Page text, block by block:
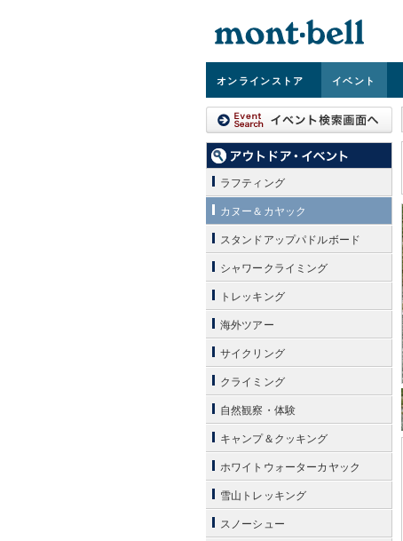
オンラインストア イベント
ラフティング
カヌー＆カヤック
スタンドアップパドルボード
シャワークライミング
トレッキング
海外ツアー
サイクリング
クライミング
自然観察・体験
キャンプ＆クッキング
ホワイトウォーターカヤック
雪山トレッキング
スノーシュー